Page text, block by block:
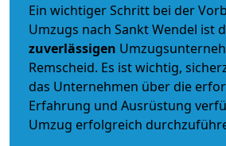
Ein wichtiger Schritt bei der
Umzugs nach Sankt Wendel ist
zuverlässigen
Remscheid. Es ist wichtig,
das Unternehmen über die
Erfahrung und Ausrüstung
Umzug erfolgreich